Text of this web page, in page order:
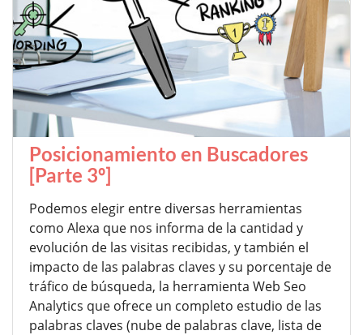
Posicionamiento en Buscadores
[Parte 3º]
Podemos elegir entre diversas herramientas
como Alexa que nos informa de la cantidad y
evolución de las visitas recibidas, y también el
impacto de las palabras claves y su porcentaje de
tráfico de búsqueda, la herramienta Web Seo
Analytics que ofrece un completo estudio de las
palabras claves (nube de palabras clave, lista de